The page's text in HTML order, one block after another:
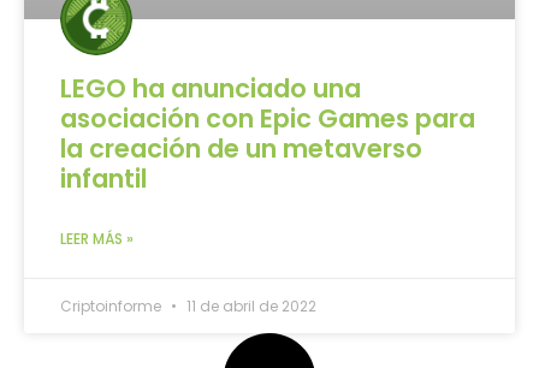
LEGO ha anunciado una
asociación con Epic Games para
la creación de un metaverso
infantil
LEER MÁS »
Criptoinforme 11 de abril de 2022